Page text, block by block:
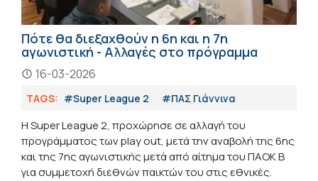
Πότε θα διεξαχθούν η 6η και η 7η
αγωνιστική - Αλλαγές στο πρόγραμμα
16-03-2026
TAGS: #Super League 2 #ΠΑΣ Γιάννινα
Η Super League 2, προχώρησε σε αλλαγή του
προγράμματος των play out, μετά την αναβολή της 6ης
και της 7ης αγωνιστικής μετά από αίτημα του ΠΑΟΚ Β
για συμμετοχή διεθνών παικτών του στις εθνικές.